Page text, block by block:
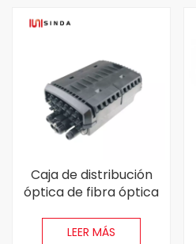
Caja de distribución
óptica de fibra óptica
8/16/24 núcleos
LEER MÁS